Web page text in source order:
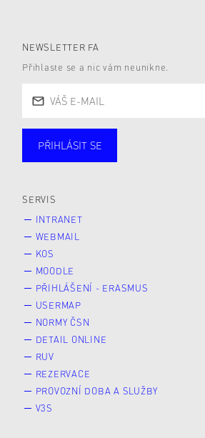
NEWSLETTER FA
Přihlaste se a nic vám neunikne.
Studující
PŘIHLÁSIT SE
SERVIS
INTRANET
WEBMAIL
KOS
MOODLE
PŘIHLÁŠENÍ - ERASMUS
USERMAP
NORMY ČSN
DETAIL ONLINE
RUV
REZERVACE
PROVOZNÍ DOBA A SLUŽBY
V3S